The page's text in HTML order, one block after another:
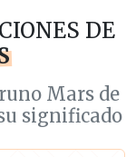
DE
Mars de
significado